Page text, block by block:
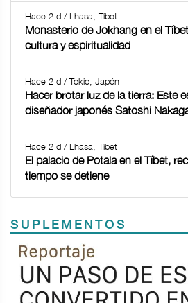
Hace 2 d / Lhasa, Tíbet
Monasterio de Jokhang en el
cultura y espiritualidad
Hace 2 d / Tokio, Japón
Hacer brotar luz de la tierra: Este
diseñador japonés Satoshi
Hace 2 d / Lhasa, Tíbet
El palacio de Potala en el Tíbet,
tiempo se detiene
SUPLEMENTOS